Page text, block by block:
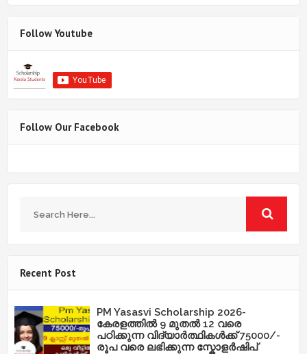
Follow Youtube
Follow Our Facebook
Recent Post
PM Yasasvi Scholarship 2026-
കേരളത്തിൽ 9 മുതൽ 12 വരെ
പഠിക്കുന്ന വിദ്യാർത്ഥികൾക്ക് 75000/-
രൂപ വരെ ലഭിക്കുന്ന സ്കോളർഷിപ്